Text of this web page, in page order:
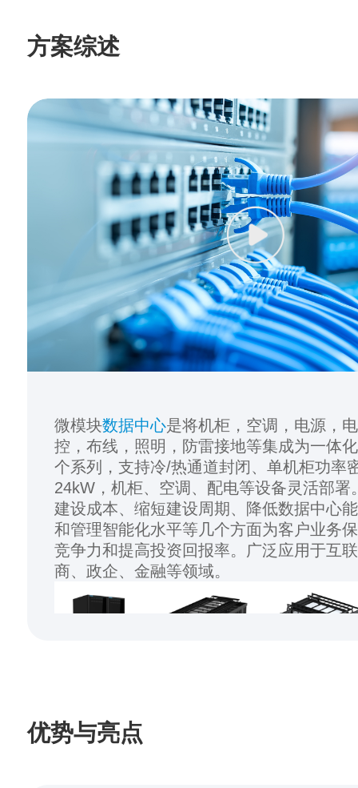
方案综述
微模块数据中心是将机柜，空调，电源，
控，布线，照明，防雷接地等集成为一体
个系列，支持冷/热通道封闭、单机柜功率
24kW，机柜、空调、配电等设备灵活部署
建设成本、缩短建设周期、降低数据中心
和管理智能化水平等几个方面为客户业务
竞争力和提高投资回报率。广泛应用于互
商、政企、金融等领域。
优势与亮点